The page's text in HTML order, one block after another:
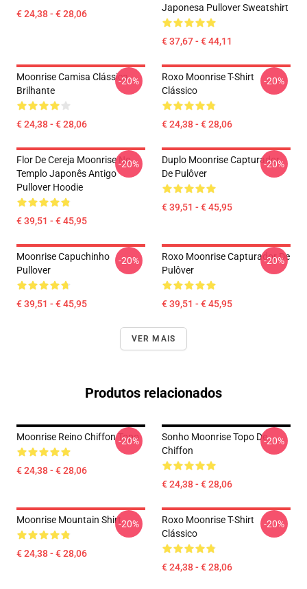
€ 24,38 - € 28,06
Japonesa Pullover Sweatshirt
€ 37,67 - € 44,11
Moonrise Camisa Clássica
Brilhante
€ 24,38 - € 28,06
-20%
Roxo Moonrise T-Shirt
Clássico
€ 24,38 - € 28,06
-20%
Flor De Cereja Moonrise No
Templo Japonês Antigo
Pullover Hoodie
€ 39,51 - € 45,95
-20%
Duplo Moonrise Capturador
De Pulôver
€ 39,51 - € 45,95
-20%
Moonrise Capuchinho
Pullover
€ 39,51 - € 45,95
-20%
Roxo Moonrise Capturador De
Pulôver
€ 39,51 - € 45,95
-20%
VER MAIS
Produtos relacionados
Moonrise Reino Chiffon Topo
€ 24,38 - € 28,06
-20%
Sonho Moonrise Topo De
Chiffon
€ 24,38 - € 28,06
-20%
Moonrise Mountain Shirt
€ 24,38 - € 28,06
-20%
Roxo Moonrise T-Shirt
Clássico
€ 24,38 - € 28,06
-20%